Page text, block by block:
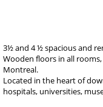
3½ and 4 ½ spacious and
Wooden floors in all
Montreal.
Located in the heart of
hospitals, universities,